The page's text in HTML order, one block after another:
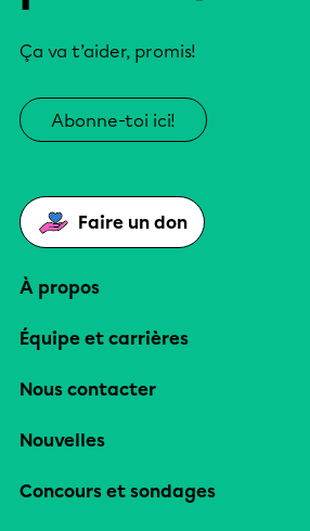
Ça va t’aider, promis!
Abonne-toi ici!
Faire un don
À propos
Équipe et carrières
Nous contacter
Nouvelles
Concours et sondages